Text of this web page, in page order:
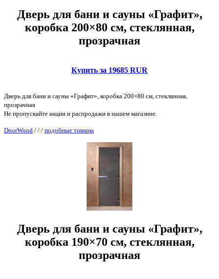
Дверь для бани и сауны «Графит»,
коробка 200×80 см, стеклянная,
прозрачная
Купить за 19685 RUR
Дверь для бани и сауны «Графит», коробка 200×80 см, стеклянная,
прозрачная
Не пропускайте акции и распродажи в нашем магазине.
DoorWood / / / подобные товары
Дверь для бани и сауны «Графит»,
коробка 190×70 см, стеклянная,
прозрачная